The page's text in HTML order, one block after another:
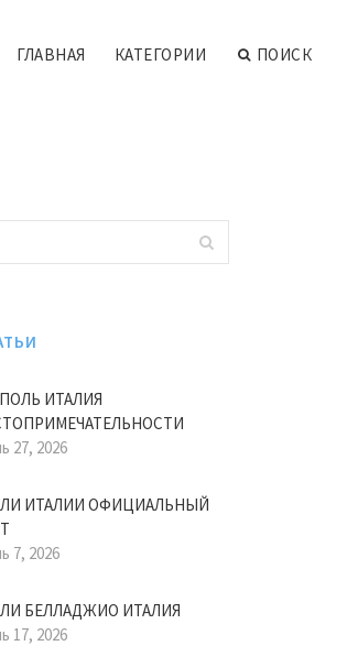
ГЛАВНАЯ КАТЕГОРИИ ПОИСК
ИТАЛИЯ
27, 2026
ИТАЛИИ ОФИЦИАЛЬНЫЙ
7, 2026
БЕЛЛАДЖИО ИТАЛИЯ
17, 2026